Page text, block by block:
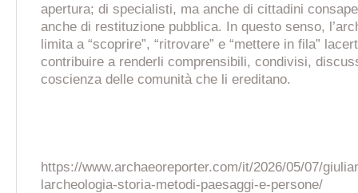
apertura; di specialisti, ma anche di cittadini
anche di restituzione pubblica. In questo senso,
limita a “scoprire”, “ritrovare” e “mettere in fila”
contribuire a renderli comprensibili, condivisi,
coscienza delle comunità che li ereditano.
https://www.archaeoreporter.com/it/2026/05/07/
larcheologia-storia-metodi-paesaggi-e-persone/